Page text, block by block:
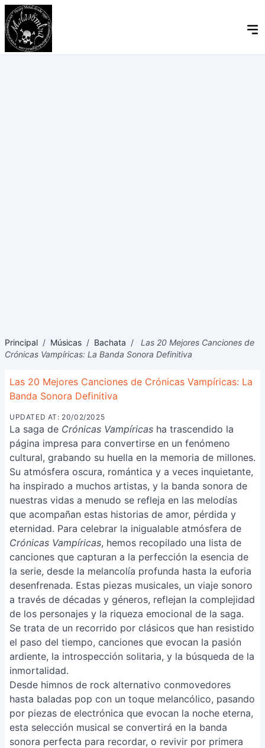
Principal / Músicas / Bachata /
Las 20 Mejores Canciones de
Crónicas Vampíricas: La Banda Sonora Definitiva
Las 20 Mejores Canciones de Crónicas Vampíricas: La
Banda Sonora Definitiva
UPDATED AT: 20/02/2025
La saga de Crónicas Vampíricas ha trascendido la
página impresa para convertirse en un fenómeno
cultural, grabando su huella en la memoria de millones.
Su atmósfera oscura, romántica y a veces inquietante,
ha inspirado a muchos artistas, y la banda sonora de
nuestras vidas a menudo se refleja en las melodías
que acompañan estas historias de amor, pérdida y
eternidad. Para celebrar la inigualable atmósfera de
Crónicas Vampíricas, hemos recopilado una lista de
canciones que capturan a la perfección la esencia de
la serie, desde la melancolía profunda hasta la euforia
desenfrenada. Estas piezas musicales, un viaje sonoro
a través de décadas y géneros, reflejan la complejidad
de los personajes y la riqueza emocional de la saga.
Se trata de un recorrido por clásicos que han resistido
el paso del tiempo, canciones que evocan la pasión
ardiente, la introspección solitaria, y la búsqueda de la
inmortalidad.
Desde himnos de rock alternativo conmovedores
hasta baladas pop con un toque melancólico, pasando
por piezas de electrónica que evocan la noche eterna,
esta selección musical se convertirá en la banda
sonora perfecta para recordar, o revivir por primera